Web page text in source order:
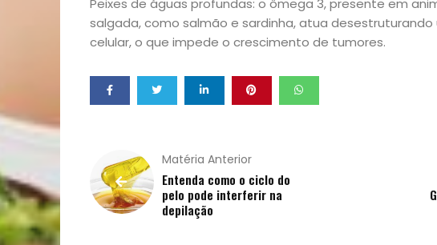
Filhos
Notícias
Opinião
Receitas
Saúde
Peixes de águas profundas: o ômega 3, presente em
salgada, como salmão e sardinha, atua
celular, o que impede o crescimento de tumores.
Matéria Anterior
Entenda como o ciclo do
pelo pode interferir na
depilação